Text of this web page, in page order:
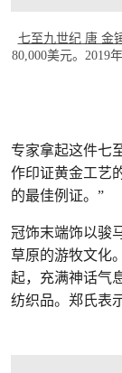
七至九世纪 唐 金
80,000美元。2019
专家拿起这件七
作印证黄金工艺
的最佳例证。”
冠饰末端饰以骏
草原的游牧文化
起，充满神话气
纺织品。郑氏表